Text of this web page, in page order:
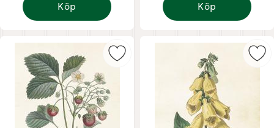
Köp
Liten Skolplansch 18 x 24 cm - Röd Magnolia
Köp
Liten Skolplansch 18
Markera liten Skolplansch 18 x